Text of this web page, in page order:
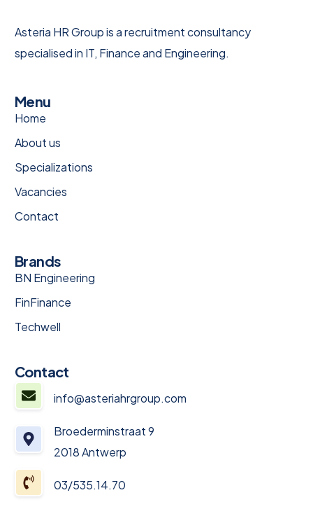
Asteria HR Group is a recruitment consultancy
specialised in IT, Finance and Engineering.
Menu
Home
About us
Specializations
Vacancies
Contact
Brands
BN Engineering
FinFinance
Techwell
Contact
info@asteriahrgroup.com
Broederminstraat 9
2018 Antwerp
03/535.14.70